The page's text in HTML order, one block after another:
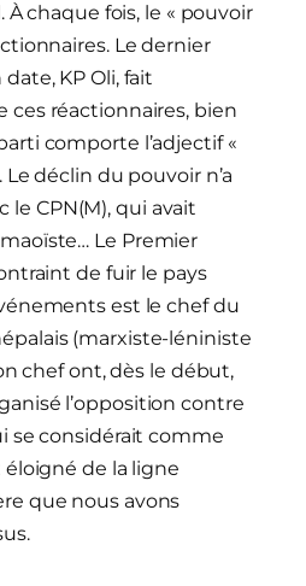
À chaque fois, le « pouvoir
Le dernier
KP Oli, fait
ces réactionnaires, bien
comporte l’adjectif «
déclin du pouvoir n’a
le CPN(M), qui avait
Le Premier
de fuir le pays
est le chef du
(marxiste-léniniste
chef ont, dès le début,
l’opposition contre
se considérait comme
éloigné de la ligne
que nous avons